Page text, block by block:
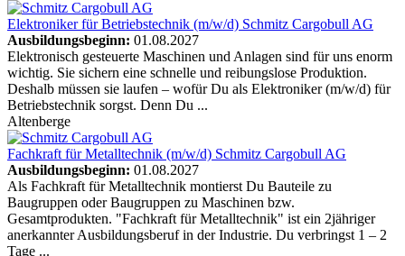
Elektroniker für Betriebstechnik (m/w/d) Schmitz Cargobull AG
Ausbildungsbeginn: 01.08.2027
Elektronisch gesteuerte Maschinen und Anlagen sind für uns enorm
wichtig. Sie sichern eine schnelle und reibungslose Produktion.
Deshalb müssen sie laufen – wofür Du als Elektroniker (m/w/d) für
Betriebstechnik sorgst. Denn Du ...
Altenberge
Fachkraft für Metalltechnik (m/w/d) Schmitz Cargobull AG
Ausbildungsbeginn: 01.08.2027
Als Fachkraft für Metalltechnik montierst Du Bauteile zu
Baugruppen oder Baugruppen zu Maschinen bzw.
Gesamtprodukten. "Fachkraft für Metalltechnik" ist ein 2jähriger
anerkannter Ausbildungsberuf in der Industrie. Du verbringst 1 – 2
Tage ...